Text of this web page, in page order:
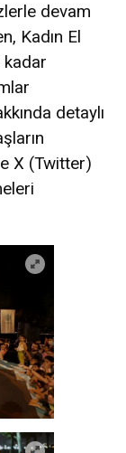
devam
Kadın El
kadar
detaylı
X (Twitter)